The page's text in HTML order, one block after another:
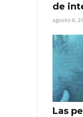
de
agosto 6,
Las